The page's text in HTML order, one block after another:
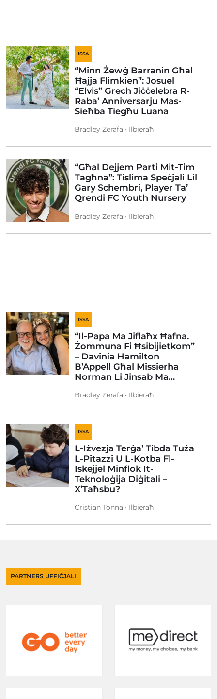
ISSA
“Minn Żewġ Barranin Għal
Ħajja Flimkien”: Josuel
“Elvis” Grech Jiċċelebra R-
Raba’ Anniversarju Mas-
Sieħba Tiegħu Luana
Bradley Zerafa • Ilbieraħ
“Għal Dejjem Parti Mit-Tim
Tagħna”: Tislima Speċjali Lil
Gary Schembri, Player Ta’
Qrendi FC Youth Nursery
Bradley Zerafa • Ilbieraħ
ISSA
“Il-Papa Ma Jiflaħx Ħafna.
Żommuna Fi Ħsibijietkom”
– Davinia Hamilton
B’Appell Għal Missierha
Norman Li Jinsab Ma…
Bradley Zerafa • Ilbieraħ
ISSA
L-Iżvezja Terġa’ Tibda Tuża
L-Pitazzi U L-Kotba Fl-
Iskejjel Minflok It-
Teknoloġija Diġitali –
X’Taħsbu?
Cristian Tonna • Ilbieraħ
PARTNERS UFFIĊJALI